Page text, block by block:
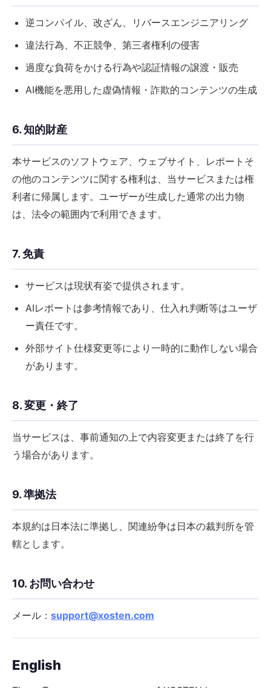
逆コンパイル、改ざん、リバースエンジニアリング
違法行為、不正競争、第三者権利の侵害
過度な負荷をかける行為や認証情報の譲渡・販売
AI機能を悪用した虚偽情報・詐欺的コンテンツの生成
6. 知的財産
本サービスのソフトウェア、ウェブサイト、レポートそ
の他のコンテンツに関する権利は、当サービスまたは権
利者に帰属します。ユーザーが生成した通常の出力物
は、法令の範囲内で利用できます。
7. 免責
サービスは現状有姿で提供されます。
AIレポートは参考情報であり、仕入れ判断等はユーザ
ー責任です。
外部サイト仕様変更等により一時的に動作しない場合
があります。
8. 変更・終了
当サービスは、事前通知の上で内容変更または終了を行
う場合があります。
9. 準拠法
本規約は日本法に準拠し、関連紛争は日本の裁判所を管
轄とします。
10. お問い合わせ
メール： support@xosten.com
English